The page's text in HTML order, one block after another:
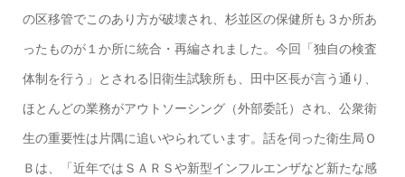
の区移管でこのあり方が破壊され、杉並区の保健所も３か所あ
ったものが１か所に統合・再編されました。今回「独自の検査
体制を行う」とされる旧衛生試験所も、田中区長が言う通り、
ほとんどの業務がアウトソーシング（外部委託）され、公衆衛
生の重要性は片隅に追いやられています。話を伺った衛生局Ｏ
Ｂは、「近年ではＳＡＲＳや新型インフルエンザなど新たな感